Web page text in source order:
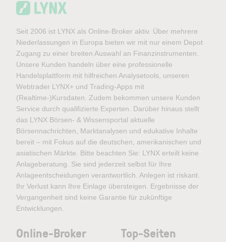
Seit 2006 ist LYNX als Online-Broker aktiv. Über mehrere
Niederlassungen in Europa bieten wir mit nur einem Depot
Zugang zu einer breiten Auswahl an Finanzinstrumenten.
Unsere Kunden handeln über eine professionelle
Handelsplattform mit hilfreichen Analysetools, unseren
Webtrader LYNX+ und Trading-Apps mit
(Realtime-)Kursdaten. Zudem bekommen unsere Kunden
Service durch qualifizierte Experten. Darüber hinaus stellt
das LYNX Börsen- & Wissensportal aktuelle
Börsennachrichten, Marktanalysen und edukative Inhalte
bereit – mit Fokus auf die deutschen, amerikanischen und
asiatischen Märkte. Bitte beachten Sie: LYNX erteilt keine
Anlageberatung. Sie sind jederzeit selbst für Ihre
Anlageentscheidungen verantwortlich. Anlegen ist riskant.
Ihr Verlust kann Ihre Einlage übersteigen. Ergebnisse der
Vergangenheit sind keine Garantie für zukünftige
Entwicklungen.
Online-Broker Top-Seiten